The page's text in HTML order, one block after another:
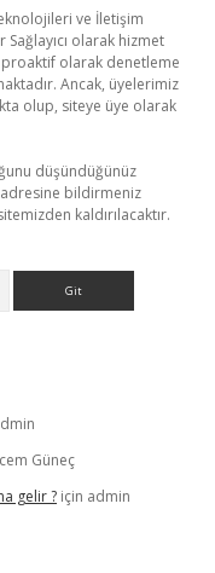
ve İletişim
Sağlayıcı olarak hizmet
olarak denetleme
Ancak, üyelerimiz
olup, siteye üye olarak
düşündüğünüz
adresine bildirmeniz
kaldırılacaktır.
Güneç
gelir ? için admin